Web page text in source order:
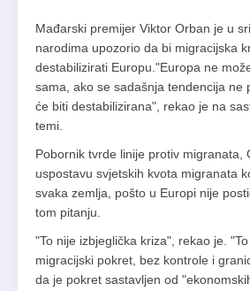
Mađarski premijer Viktor Orban je u
narodima upozorio da bi migracijska
destabilizirati Europu."Europa ne
sama, ako se sadašnja tendencija ne
će biti destabilizirana", rekao je na
temi.
Pobornik tvrde linije protiv migranata,
uspostavu svjetskih kvota migranata
svaka zemlja, pošto u Europi nije
tom pitanju.
"To nije izbjeglička kriza", rekao je.
migracijski pokret, bez kontrole i
da je pokret sastavljen od